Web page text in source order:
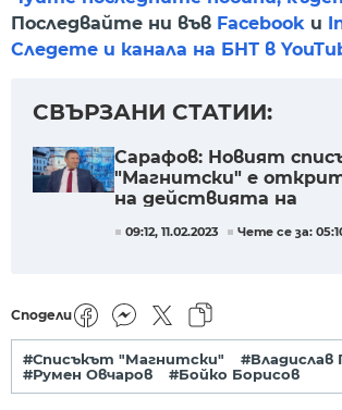
Последвайте ни във Facebook и
Следете и канала на БНТ в
СВЪРЗАНИ СТАТИИ:
Сарафов: Новият
"Магнитски" е
на действията на
09:12, 11.02.2023 Чете се за:
Сподели
#Списъкът "Магнитски"
#Владислав
#Румен Овчаров
#Бойко Борисов